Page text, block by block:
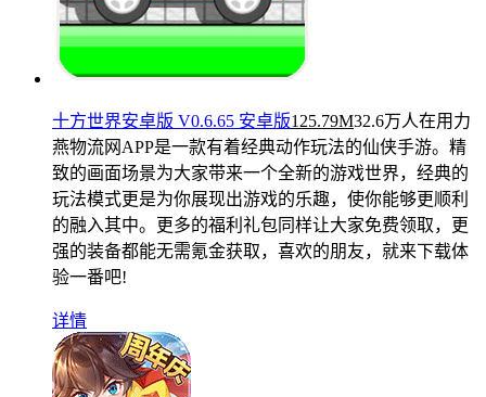
十方世界安卓版 V0.6.65 安卓版125.79M32.6万人在用 力
燕物流网APP是一款有着经典动作玩法的仙侠手游。精
致的画面场景为大家带来一个全新的游戏世界，经典的
玩法模式更是为你展现出游戏的乐趣，使你能够更顺利
的融入其中。更多的福利礼包同样让大家免费领取，更
强的装备都能无需氪金获取，喜欢的朋友，就来下载体
验一番吧!
详情